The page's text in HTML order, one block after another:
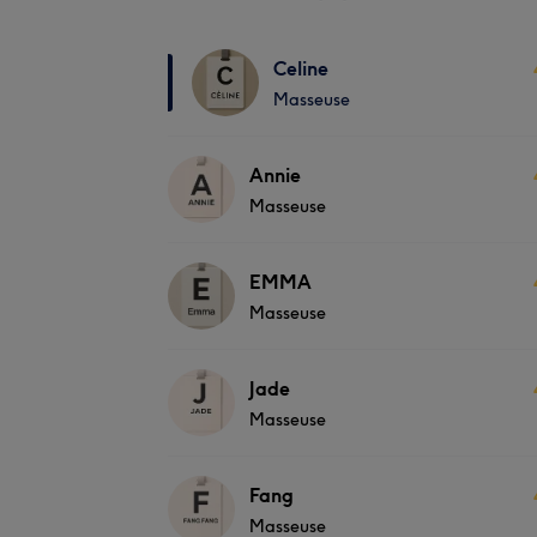
Celine
Masseuse
Annie
Masseuse
EMMA
Masseuse
Jade
Masseuse
Fang
Masseuse